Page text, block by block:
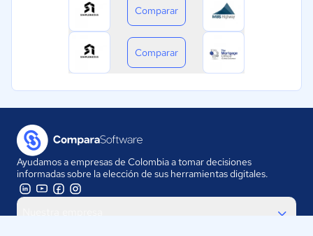
Comparar
Comparar
Ayudamos a empresas de Colombia a tomar decisiones
informadas sobre la elección de sus herramientas digitales.